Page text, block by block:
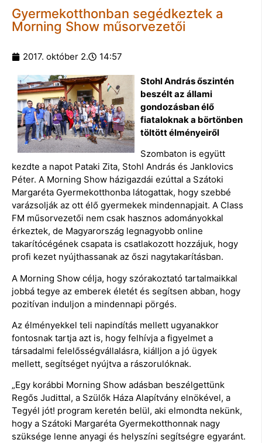
Gyermekotthonban segédkeztek a
Morning Show műsorvezetői
2017. október 2. 14:57
Stohl András őszintén
beszélt az állami
gondozásban élő
fiataloknak a börtönben
töltött élményeiről
Szombaton is együtt
kezdte a napot Pataki Zita, Stohl András és Janklovics
Péter. A Morning Show házigazdái ezúttal a Szátoki
Margaréta Gyermekotthonba látogattak, hogy szebbé
varázsolják az ott élő gyermekek mindennapjait. A Class
FM műsorvezetői nem csak hasznos adományokkal
érkeztek, de Magyarország legnagyobb online
takarítócégének csapata is csatlakozott hozzájuk, hogy
profi kezet nyújthassanak az őszi nagytakarításban.
A Morning Show célja, hogy szórakoztató tartalmaikkal
jobbá tegye az emberek életét és segítsen abban, hogy
pozitívan induljon a mindennapi pörgés.
Az élményekkel teli napindítás mellett ugyanakkor
fontosnak tartja azt is, hogy felhívja a figyelmet a
társadalmi felelősségvállalásra, kiálljon a jó ügyek
mellett, segítséget nyújtva a rászorulóknak.
„Egy korábbi Morning Show adásban beszélgettünk
Regős Judittal, a Szülők Háza Alapítvány elnökével, a
Tegyél jót! program keretén belül, aki elmondta nekünk,
hogy a Szátoki Margaréta Gyermekotthonnak nagy
szüksége lenne anyagi és helyszíni segítségre egyaránt.